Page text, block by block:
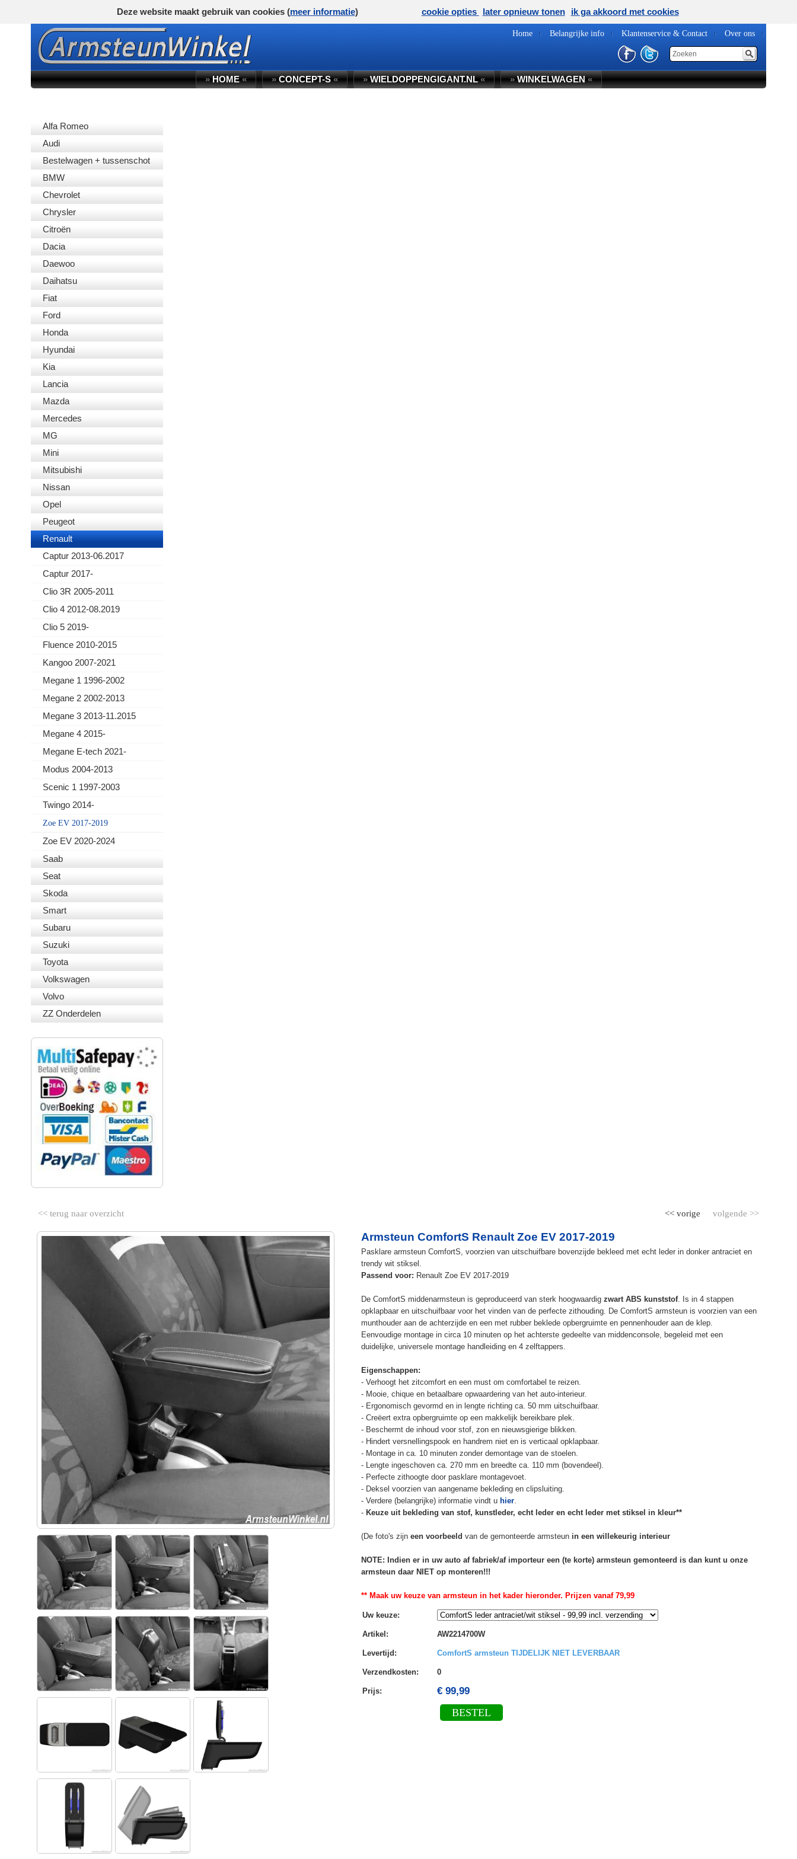
Home Belangrijke info Klantenservice & Contact Over ons
»HOME« »CONCEPT-S« »WIELDOPPENGIGANT.NL« »WINKELWAGEN«
Alfa Romeo
Audi
Bestelwagen + tussenschot
BMW
Chevrolet
Chrysler
Citroën
Dacia
Daewoo
Daihatsu
Fiat
Ford
Honda
Hyundai
Kia
Lancia
Mazda
Mercedes
MG
Mini
Mitsubishi
Nissan
Opel
Peugeot
Renault
Captur 2013-06.2017
Captur 2017-
Clio 3R 2005-2011
Clio 4 2012-08.2019
Clio 5 2019-
Fluence 2010-2015
Kangoo 2007-2021
Megane 1 1996-2002
Megane 2 2002-2013
Megane 3 2013-11.2015
Megane 4 2015-
Megane E-tech 2021-
Modus 2004-2013
Scenic 1 1997-2003
Twingo 2014-
Zoe EV 2017-2019
Zoe EV 2020-2024
Saab
Seat
Skoda
Smart
Subaru
Suzuki
Toyota
Volkswagen
Volvo
ZZ Onderdelen
<< terug naar overzicht volgende >>
<< vorige
Armsteun ComfortS Renault Zoe EV 2017-2019
Pasklare armsteun ComfortS, voorzien van uitschuifbare bovenzijde bekleed met echt leder in donker antraciet en
trendy wit stiksel.
Passend voor: Renault Zoe EV 2017-2019
De ComfortS middenarmsteun is geproduceerd van sterk hoogwaardig zwart ABS kunststof. Is in 4 stappen
opklapbaar en uitschuifbaar voor het vinden van de perfecte zithouding. De ComfortS armsteun is voorzien van een
munthouder aan de achterzijde en een met rubber beklede opbergruimte en pennenhouder aan de klep.
Eenvoudige montage in circa 10 minuten op het achterste gedeelte van middenconsole, begeleid met een
duidelijke, universele montage handleiding en 4 zelftappers.
Eigenschappen:
- Verhoogt het zitcomfort en een must om comfortabel te reizen.
- Mooie, chique en betaalbare opwaardering van het auto-interieur.
- Ergonomisch gevormd en in lengte richting ca. 50 mm uitschuifbaar.
- Creëert extra opbergruimte op een makkelijk bereikbare plek.
- Beschermt de inhoud voor stof, zon en nieuwsgierige blikken.
- Hindert versnellingspook en handrem niet en is verticaal opklapbaar.
- Montage in ca. 10 minuten zonder demontage van de stoelen.
- Lengte ingeschoven ca. 270 mm en breedte ca. 110 mm (bovendeel).
- Perfecte zithoogte door pasklare montagevoet.
- Deksel voorzien van aangename bekleding en clipsluiting.
- Verdere (belangrijke) informatie vindt u hier.
- Keuze uit bekleding van stof, kunstleder, echt leder en echt leder met stiksel in kleur**
(De foto's zijn een voorbeeld van de gemonteerde armsteun in een willekeurig interieur
NOTE: Indien er in uw auto af fabriek/af importeur een (te korte) armsteun gemonteerd is dan kunt u onze
armsteun daar NIET op monteren!!!
** Maak uw keuze van armsteun in het kader hieronder. Prijzen vanaf 79,99
Uw keuze:
Artikel : AW2214700W
Levertijd : ComfortS armsteun TIJDELIJK NIET LEVERBAAR
Verzendkosten: 0
Prijs: € 99,99
BESTEL
Deze website maakt gebruik van cookies (meer informatie) cookie opties later opnieuw tonen ik ga akkoord met cookies